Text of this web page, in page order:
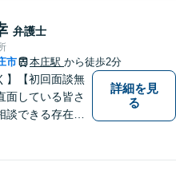
弁護士
市 本庄駅 から徒歩2分
】【初回面談無
面している皆さ
談できる存在に
詳細を見
る